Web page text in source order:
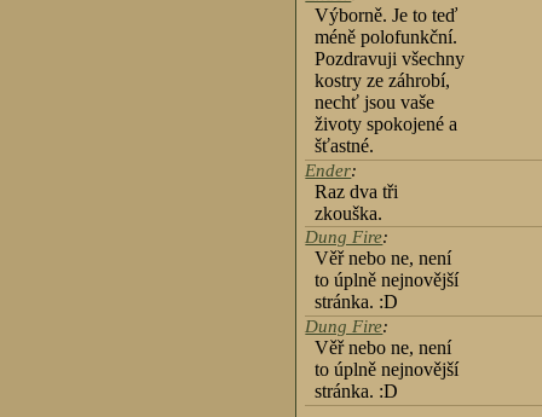
Výborně. Je to teď
méně polofunkční.
Pozdravuji všechny
kostry ze záhrobí,
nechť jsou vaše
životy spokojené a
šťastné.
Ender:
Raz dva tři
zkouška.
Dung Fire:
Věř nebo ne, není
to úplně nejnovější
stránka. :D
Dung Fire:
Věř nebo ne, není
to úplně nejnovější
stránka. :D